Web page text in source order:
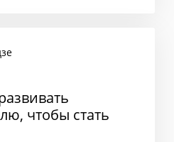
чтобы стать